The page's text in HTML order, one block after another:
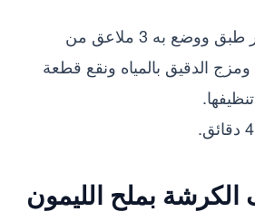
في البداية يتم تحضير طبق ووضع به 3 ملاعق من
الدقيق بالمياه ونقع قطعة
بملح الليمون